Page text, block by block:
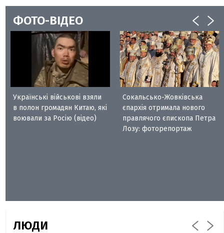
ФОТО-ВІДЕО
Українські військові взяли
в полон громадян Китаю, які
воювали за Росію (відео)
Сокальсько-Жовківська
єпархія отримала нового
правлячого єпископа Петра
Лозу: фоторепортаж
ЛЮДИ